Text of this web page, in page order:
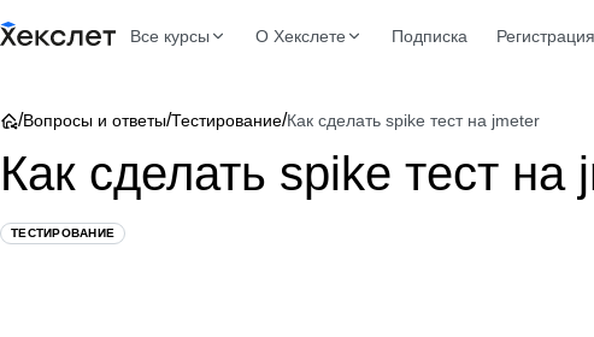
Все курсы О Хекслете Подписка Регистрация
/Вопросы и ответы/Тестирование/Как сделать spike тест на jmeter
Как сделать spike тест на
ТЕСТИРОВАНИЕ